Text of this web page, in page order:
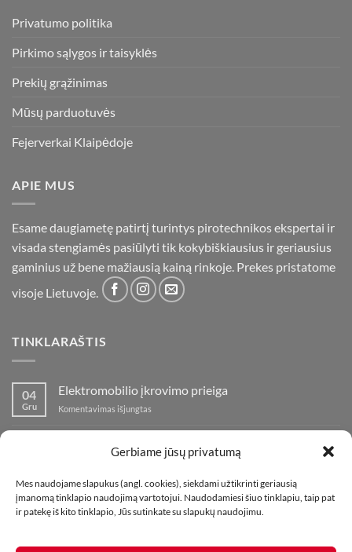
Gerbiame jūsų privatumą
Mes naudojame slapukus (angl. cookies), siekdami užtikrinti geriausią
įmanomą tinklapio naudojimą vartotojui. Naudodamiesi šiuo tinklapiu, taip pat
ir patekę iš kito tinklapio, Jūs sutinkate su slapukų naudojimu.
Privatumo politika
Pirkimo sąlygos ir taisyklės
Prekių grąžinimas
Mūsų parduotuvės
Fejerverkai Klaipėdoje
APIE MUS
Esame daugiametę patirtį turintys pirotechnikos ekspertai ir
visada stengiamės pasiūlyti tik kokybiškiausius ir geriausius
gaminius už bene mažiausią kainą rinkoje. Prekes pristatome
visoje Lietuvoje.
TINKLARAŠTIS
04
Gru
Elektromobilio įkrovimo prieiga
Komentavimas išjungtas
prieiga
Komentavimas išjungtasįraše
fejerverkų
parduotuvė
Klaipedoje!
01
Lap
Kaip fotografuoti fejerverkus
Komentavimas išjungtasįraše